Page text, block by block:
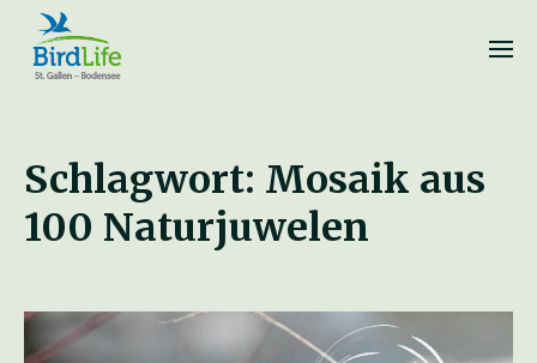
Schlagwort: Mosaik aus
100 Naturjuwelen